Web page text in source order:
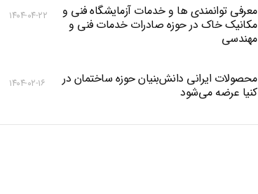
معرفی توانمندی ها و خدمات آزمایشگاه فنی و
مکانیک خاک در حوزه صادرات خدمات فنی و
مهندسی
۱۴۰۴-۰۴-۲۲
محصولات ایرانی دانش‌بنیان‌ حوزه ساختمان در
کنیا عرضه می‌شود
۱۴۰۴-۰۲-۱۶